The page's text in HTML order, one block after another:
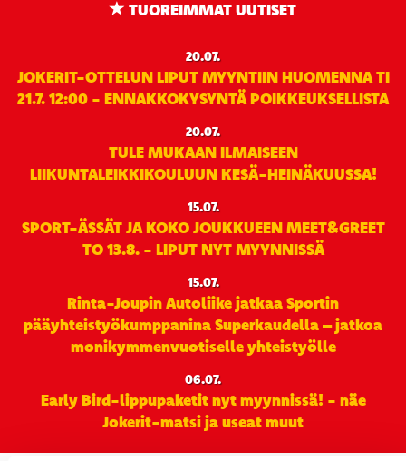
TUOREIMMAT UUTISET
20.07.
JOKERIT-OTTELUN LIPUT MYYNTIIN HUOMENNA TI
21.7. 12:00 - ENNAKKOKYSYNTÄ POIKKEUKSELLISTA
20.07.
TULE MUKAAN ILMAISEEN
LIIKUNTALEIKKIKOULUUN KESÄ-HEINÄKUUSSA!
15.07.
SPORT-ÄSSÄT JA KOKO JOUKKUEEN MEET&GREET
TO 13.8. - LIPUT NYT MYYNNISSÄ
15.07.
Rinta-Joupin Autoliike jatkaa Sportin
pääyhteistyökumppanina Superkaudella – jatkoa
monikymmenvuotiselle yhteistyölle
06.07.
Early Bird-lippupaketit nyt myynnissä! - näe
Jokerit-matsi ja useat muut